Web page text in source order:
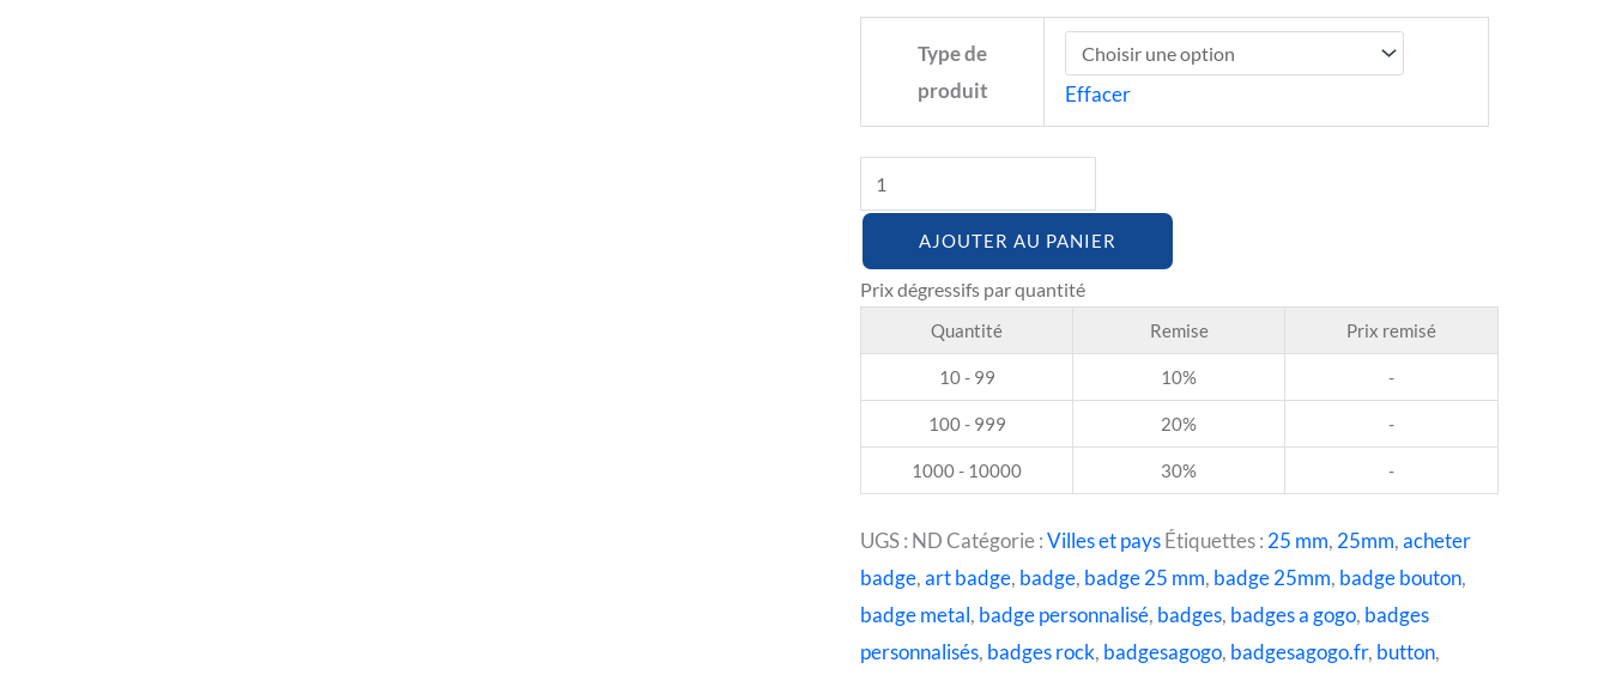
Type de
produit
Effacer
AJOUTER AU PANIER
Quantité Remise Prix remisé
10 - 99 10% -
100 - 999 20% -
1000 - 10000 30% -
UGS : ND Catégorie :Villes et paysÉtiquettes : 25 mm, 25mm,acheter
badge,art badge, badge, badge 25 mm, badge 25mm, badge bouton,
badge metal, badge personnalisé, badges, badges a gogo, badges
personnalisés, badges rock, badgesagogo, badgesagogo.fr, button,